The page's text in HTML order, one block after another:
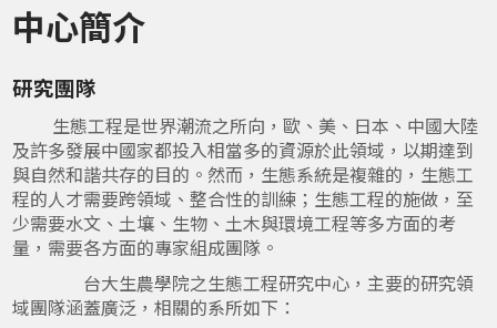
中心簡介
研究團隊
生態工程是世界潮流之所向，歐、美、日本、中國大陸
及許多發展中國家都投入相當多的資源於此領域，以期達到
與自然和諧共存的目的。然而，生態系統是複雜的，生態工
程的人才需要跨領域、整合性的訓練；生態工程的施做，至
少需要水文、土壤、生物、土木與環境工程等多方面的考
量，需要各方面的專家組成團隊。
台大生農學院之生態工程研究中心，主要的研究領
域團隊涵蓋廣泛，相關的系所如下：